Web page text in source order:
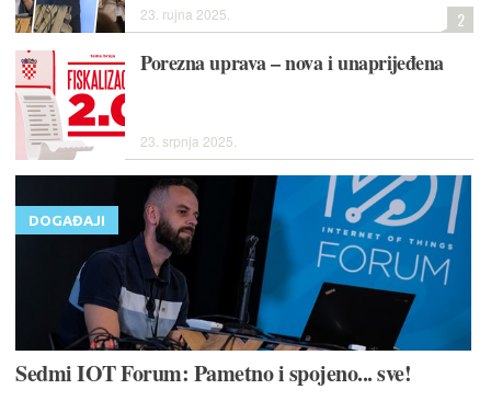
23. rujna 2025. 2
Porezna uprava – nova i unaprijeđena
23. srpnja 2025.
DOGAĐAJI
Sedmi IOT Forum: Pametno i spojeno... sve!